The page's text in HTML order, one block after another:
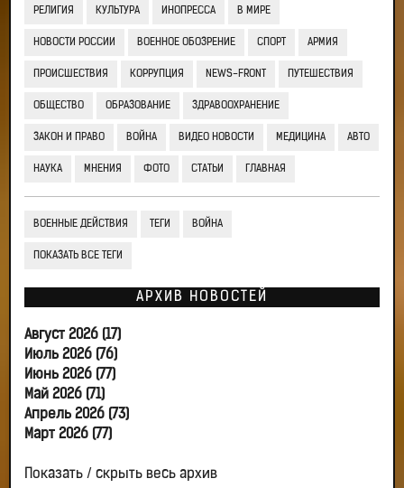
РЕЛИГИЯ КУЛЬТУРА ИНОПРЕССА В МИРЕ
НОВОСТИ РОССИИ ВОЕННОЕ ОБОЗРЕНИЕ СПОРТ АРМИЯ
ПРОИСШЕСТВИЯ КОРРУПЦИЯ NEWS-FRONT ПУТЕШЕСТВИЯ
ОБЩЕСТВО ОБРАЗОВАНИЕ ЗДРАВООХРАНЕНИЕ
ЗАКОН И ПРАВО ВОЙНА ВИДЕО НОВОСТИ МЕДИЦИНА АВТО
НАУКА МНЕНИЯ ФОТО СТАТЬИ ГЛАВНАЯ
ВОЕННЫЕ ДЕЙСТВИЯ ТЕГИ ВОЙНА
ПОКАЗАТЬ ВСЕ ТЕГИ
АРХИВ НОВОСТЕЙ
Август 2026 (17)
Июль 2026 (76)
Июнь 2026 (77)
Май 2026 (71)
Апрель 2026 (73)
Март 2026 (77)
Показать / скрыть весь архив